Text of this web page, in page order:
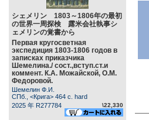
シェメリン 1803～1806年の最初
の世界一周探検 露米会社執事シ
ェメリンの覚書から
Первая кругосветная
экспедиция 1803-1806 годов в
записках приказчика
Шемелина./ сост.,вступ.ст.и
коммент. К.А. Можайской, О.М.
Федоровой.
Шемелин Ф.И.
СПб., <Крига> 464 c. hard
2025 年 R277784
\22,330